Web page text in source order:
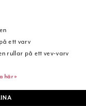
ett varv
rullar på ett vev-varv
här »